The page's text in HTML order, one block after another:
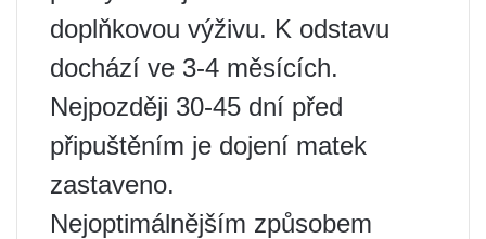
doplňkovou výživu. K odstavu
dochází ve 3-4 měsících.
Nejpozději 30-45 dní před
připuštěním je dojení matek
zastaveno.
Nejoptimálnějším způsobem